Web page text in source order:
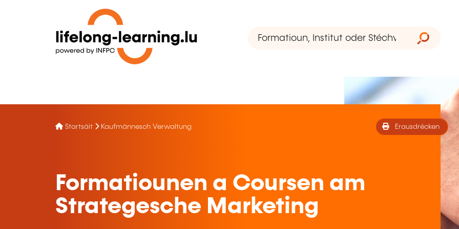
Startsäit Kaufmännesch Verwaltung Erausdrécken
Formatiounen a Coursen am
Strategesche Marketing